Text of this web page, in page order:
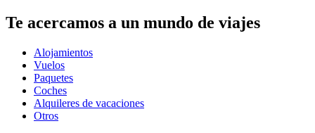
Te acercamos a un mundo de viajes
Alojamientos
Vuelos
Paquetes
Coches
Alquileres de vacaciones
Otros